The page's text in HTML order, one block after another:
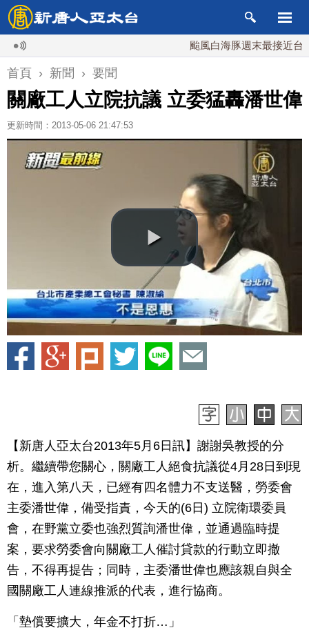
颱風白海豚週末最接近台灣 最
首頁 › 新聞 › 要聞
關廠工人立院抗議 立委猛轟潘世偉
更新時間：2013-05-06 21:47:53
【新唐人亞太台2013年5月6日訊】謝謝吳教授的分
析。繼續帶您關心，關廠工人絕食抗議從4月28日到現
在，進入第八天，已經有四名體力不支送醫，勞委會
主委潘世偉，備受指責，今天的(6日) 立院衛環委員
會，在野黨立委也強烈質詢潘世偉，並通過臨時提
案，要求勞委會向關廠工人催討貸款的行動立即撤
告，不得再提告；同時，主委潘世偉也應該親自與全
國關廠工人連線推派的代表，進行協商。
「墊償要擴大，年金不打折…」